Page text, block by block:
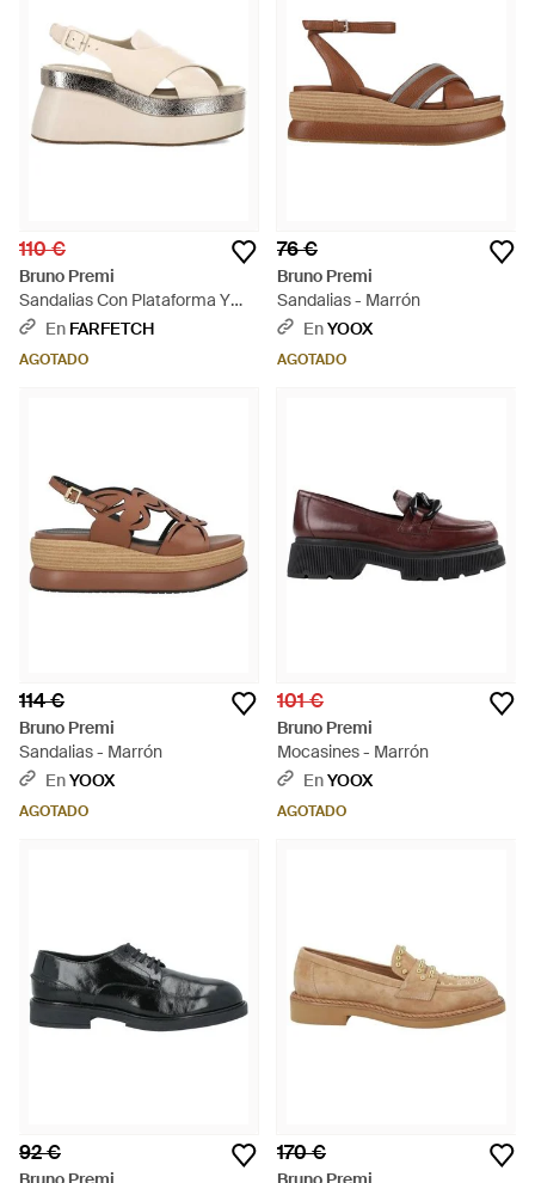
110 €
Bruno Premi
Sandalias Con Plataforma Y
Tiras Cruzadas - Neutro
En FARFETCH
AGOTADO
76 €
Bruno Premi
Sandalias - Marrón
EnYOOX
AGOTADO
114 €
Bruno Premi
Sandalias - Marrón
EnYOOX
AGOTADO
101 €
Bruno Premi
Mocasines - Marrón
EnYOOX
AGOTADO
92 € 170 €